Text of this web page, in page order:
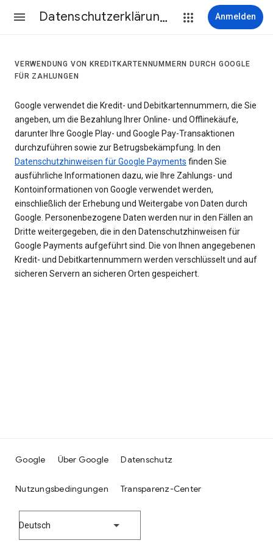
Datenschutzerklärung & Nutzungsbedingungen Anmelden
VERWENDUNG VON KREDITKARTENNUMMERN DURCH GOOGLE
FÜR ZAHLUNGEN
Google verwendet die Kredit- und Debitkartennummern, die Sie
angeben, um die Bezahlung Ihrer Online- und Offlinekäufe,
darunter Ihre Google Play- und Google Pay-Transaktionen
durchzuführen sowie zur Betrugsbekämpfung. In den
Datenschutzhinweisen für Google Payments finden Sie
ausführliche Informationen dazu, wie Ihre Zahlungs- und
Kontoinformationen von Google verwendet werden,
einschließlich der Erhebung und Weitergabe von Daten durch
Google. Personenbezogene Daten werden nur in den Fällen an
Dritte weitergegeben, die in den Datenschutzhinweisen für
Google Payments aufgeführt sind. Die von Ihnen angegebenen
Kredit- und Debitkartennummern werden verschlüsselt und auf
sicheren Servern an sicheren Orten gespeichert.
Google Über Google Datenschutz
Nutzungsbedingungen Transparenz-Center
Deutsch